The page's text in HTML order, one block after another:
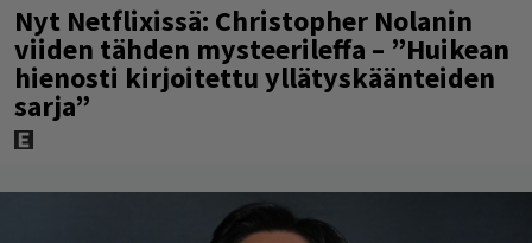
Nyt Netflixissä: Christopher Nolanin
viiden tähden mysteerileffa – ”Huikean
hienosti kirjoitettu yllätyskäänteiden
sarja”